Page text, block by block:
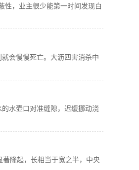
性，业主很少能第一时间发现白
会慢慢死亡。大沥四害消杀中
水壶口对准缝隙，迟缓挪动浇
隆起，长相当于宽之半，中央